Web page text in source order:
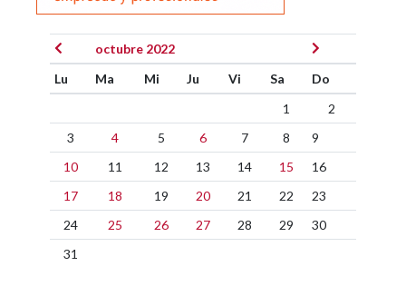
octubre 2022
Lu
Ma Mi Ju Vi Sa
Do
1
2
3
4 5 6 7 8
9
10
11 12 13 14 15
16
17
18 19 20 21 22
23
24
25 26 27 28 29
30
31